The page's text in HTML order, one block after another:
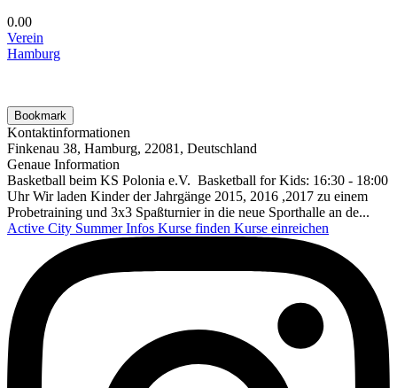
0.00
Verein
Hamburg
Bookmark
Kontaktinformationen
Finkenau 38, Hamburg, 22081, Deutschland
Genaue Information
Basketball beim KS Polonia e.V. Basketball for Kids: 16:30 - 18:00
Uhr Wir laden Kinder der Jahrgänge 2015, 2016 ,2017 zu einem
Probetraining und 3x3 Spaßturnier in die neue Sporthalle an de...
Active City SummerInfos Kurse finden Kurse einreichen